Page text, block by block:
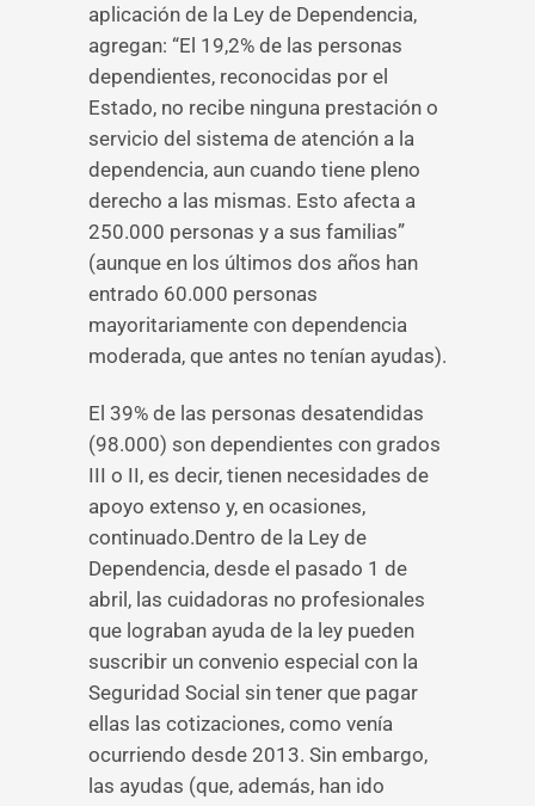
aplicación de la Ley de Dependencia,
agregan: “El 19,2% de las personas
dependientes, reconocidas por el
Estado, no recibe ninguna prestación o
servicio del sistema de atención a la
dependencia, aun cuando tiene pleno
derecho a las mismas. Esto afecta a
250.000 personas y a sus familias”
(aunque en los últimos dos años han
entrado 60.000 personas
mayoritariamente con dependencia
moderada, que antes no tenían ayudas).
El 39% de las personas desatendidas
(98.000) son dependientes con grados
III o II, es decir, tienen necesidades de
apoyo extenso y, en ocasiones,
continuado.Dentro de la Ley de
Dependencia, desde el pasado 1 de
abril, las cuidadoras no profesionales
que lograban ayuda de la ley pueden
suscribir un convenio especial con la
Seguridad Social sin tener que pagar
ellas las cotizaciones, como venía
ocurriendo desde 2013. Sin embargo,
las ayudas (que, además, han ido